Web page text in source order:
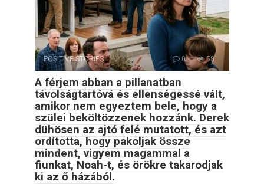
POSITIVE STORIES 0 58
A férjem abban a pillanatban
távolságtartóvá és ellenségessé vált,
amikor nem egyeztem bele, hogy a
szülei beköltözzenek hozzánk. Derek
dühösen az ajtó felé mutatott, és azt
ordította, hogy pakoljak össze
mindent, vigyem magammal a
fiunkat, Noah-t, és örökre takarodjak
ki az ő házából.